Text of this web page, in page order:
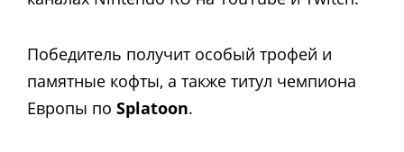
Победитель получит особый трофей и
памятные кофты, а также титул чемпиона
Европы по Splatoon.